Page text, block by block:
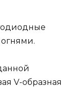
V-образная